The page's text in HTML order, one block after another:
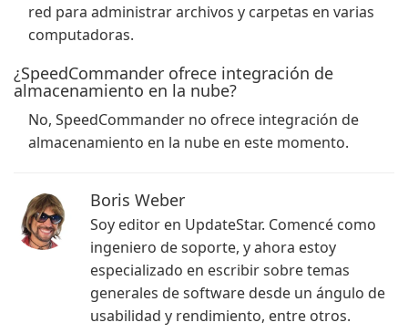
red para administrar archivos y carpetas en varias
computadoras.
¿SpeedCommander ofrece integración de
almacenamiento en la nube?
No, SpeedCommander no ofrece integración de
almacenamiento en la nube en este momento.
Boris Weber
Soy editor en UpdateStar. Comencé como
ingeniero de soporte, y ahora estoy
especializado en escribir sobre temas
generales de software desde un ángulo de
usabilidad y rendimiento, entre otros.